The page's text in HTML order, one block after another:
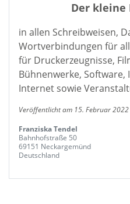
Der kleine
in allen Schreibweisen,
Wortverbindungen für
für Druckerzeugnisse,
Bühnenwerke,
Internet sowie
Veröffentlicht am 15. Februar 2022
Franziska Tendel
Bahnhofstraße 50
69151 Neckargemünd
Deutschland